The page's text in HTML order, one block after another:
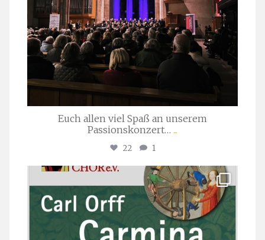
Euch allen viel Spaß an unserem
Passionskonzert… ...
22 1
stuttgarter_oratorienchor
Juli 22